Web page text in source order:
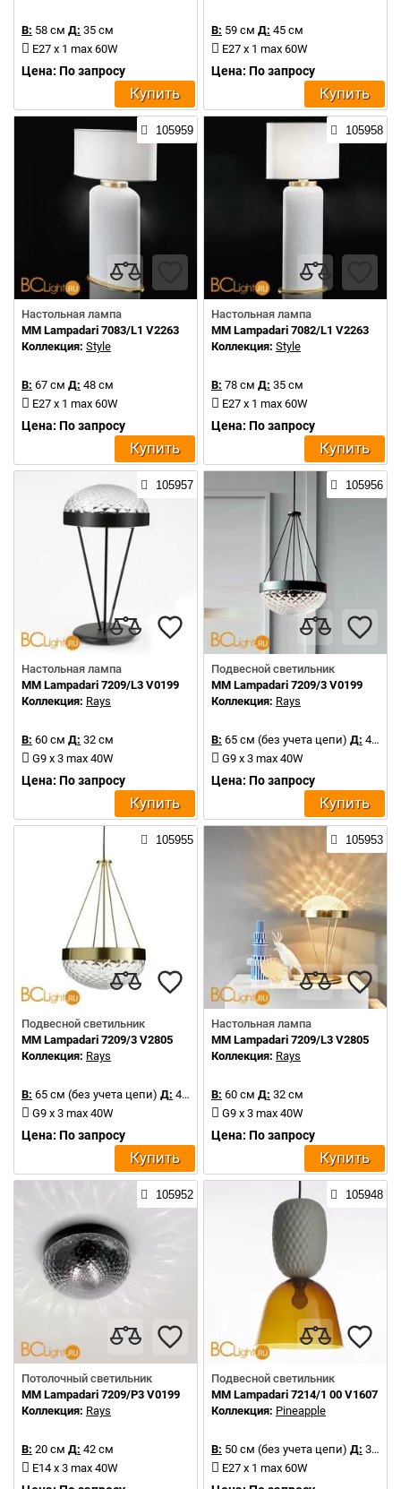
В: 58 см Д: 35 см
E27 x 1 max 60W
Цена: По запросу
Купить
В: 59 см Д: 45 см
E27 x 1 max 60W
Цена: По запросу
Купить
105959
Настольная лампа
MM Lampadari 7083/L1 V2263
Коллекция: Style
В: 67 см Д: 48 см
E27 x 1 max 60W
Цена: По запросу
Купить
105958
Настольная лампа
MM Lampadari 7082/L1 V2263
Коллекция: Style
В: 78 см Д: 35 см
E27 x 1 max 60W
Цена: По запросу
Купить
105957
Настольная лампа
MM Lampadari 7209/L3 V0199
Коллекция: Rays
В: 60 см Д: 32 см
G9 x 3 max 40W
Цена: По запросу
Купить
105956
Подвесной светильник
MM Lampadari 7209/3 V0199
Коллекция: Rays
В: 65 см (без учета цепи) Д: 42 см
G9 x 3 max 40W
Цена: По запросу
Купить
105955
Подвесной светильник
MM Lampadari 7209/3 V2805
Коллекция: Rays
В: 65 см (без учета цепи) Д: 42 см
G9 x 3 max 40W
Цена: По запросу
Купить
105953
Настольная лампа
MM Lampadari 7209/L3 V2805
Коллекция: Rays
В: 60 см Д: 32 см
G9 x 3 max 40W
Цена: По запросу
Купить
105952
Потолочный светильник
MM Lampadari 7209/P3 V0199
Коллекция: Rays
В: 20 см Д: 42 см
E14 x 3 max 40W
105948
Подвесной светильник
MM Lampadari 7214/1 00 V1607
Коллекция: Pineapple
В: 50 см (без учета цепи) Д: 30 см
E27 x 1 max 60W